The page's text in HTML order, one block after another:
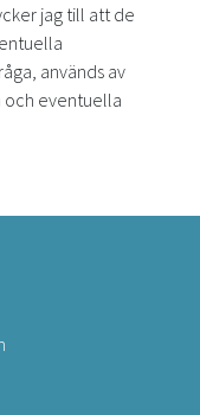
jag till att de
används av
och eventuella